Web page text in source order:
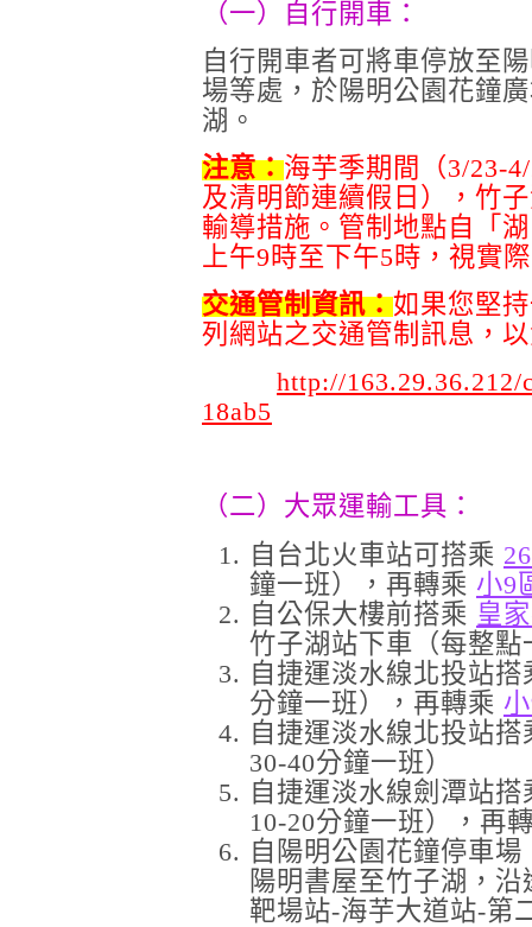
（一）自行開車：
自行開車者可將車停放至
場等處，於陽明公園花鐘
湖。
注意：海芋季期間（3/23-
及清明節連續假日），竹
輸導措施。管制地點自「
上午9時至下午5時，視實
交通管制資訊：如果您堅
列網站之交通管制訊息，
http://163.29.36.212/
18ab5
（二）大眾運輸工具：
自台北火車站可搭乘
鐘一班），再轉乘 小9
自公保大樓前搭乘 皇
竹子湖站下車（每整點
自捷運淡水線北投站
分鐘一班），再轉乘
自捷運淡水線北投站
30-40分鐘一班）
自捷運淡水線劍潭站搭
10-20分鐘一班），再
自陽明公園花鐘停車
陽明書屋至竹子湖，
靶場站-海芋大道站-第